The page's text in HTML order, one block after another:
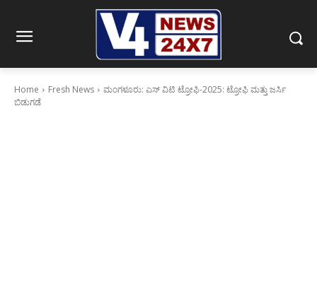
Home Fresh News
ಮಂಗಳೂರು: ಎಸ್‌ ವಿಟಿ ಟ್ರೋಫಿ-2025: ಟ್ರೋಫಿ ಮತ್ತು ಜರ್ಸಿ
ಬಿಡುಗಡೆ